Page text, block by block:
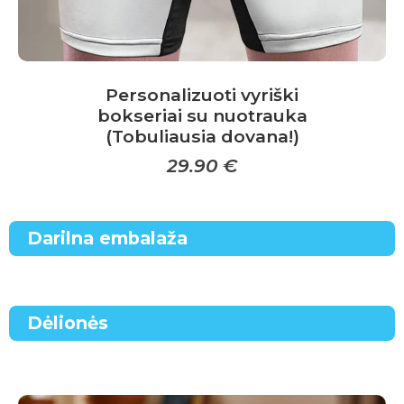
Personalizuoti vyriški
bokseriai su nuotrauka
(Tobuliausia dovana!)
29.90 €
has
options
Darilna embalaža
Dėlionės